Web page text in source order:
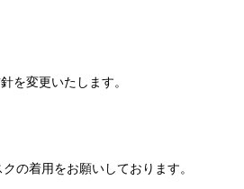
を変更いたします。
の着用をお願いしております。